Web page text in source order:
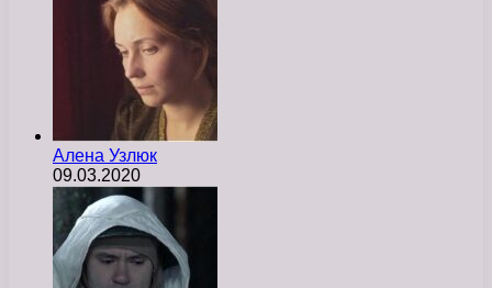
Алена Узлюк
09.03.2020